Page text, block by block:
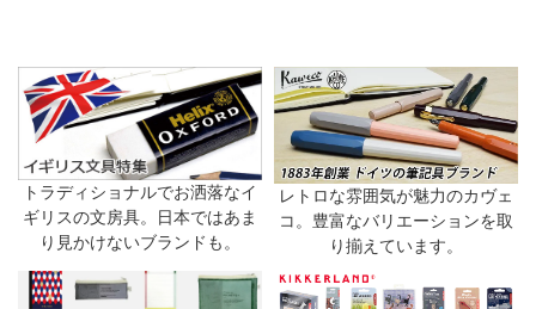
トラディショナルでお洒落なイ
ギリスの文房具。日本ではあま
り見かけないブランドも。
レトロな雰囲気が魅力のカヴェ
コ。豊富なバリエーションを取
り揃えています。